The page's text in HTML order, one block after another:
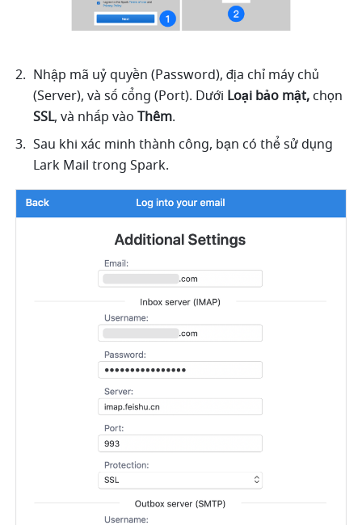
Nhập mã uỷ quyền (Password), địa chỉ máy chủ
(Server), và số cổng (Port). Dưới Loại bảo mật,
SSL, và nhấp vào Thêm.
Sau khi xác minh thành công, bạn có thể sử dụng
Lark Mail trong Spark.